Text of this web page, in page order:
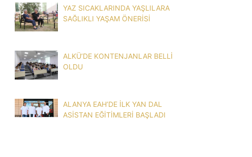
YAZ SICAKLARINDA YAŞLILARA
SAĞLIKLI YAŞAM ÖNERİSİ
ALKÜ’DE KONTENJANLAR BELLİ
OLDU
ALANYA EAH’DE İLK YAN DAL
ASİSTAN EĞİTİMLERİ BAŞLADI